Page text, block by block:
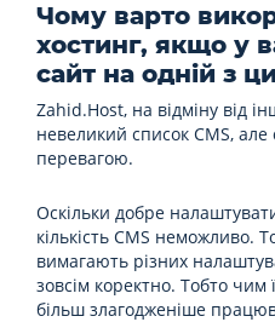
Чому варто
хостинг, якщо у
сайт на одній з
Zahid.Host, на відміну від
невеликий список CMS,
перевагою.
Оскільки добре
кількість CMS неможливо.
вимагають різних
зовсім коректно. Тобто
більш злагодженіше